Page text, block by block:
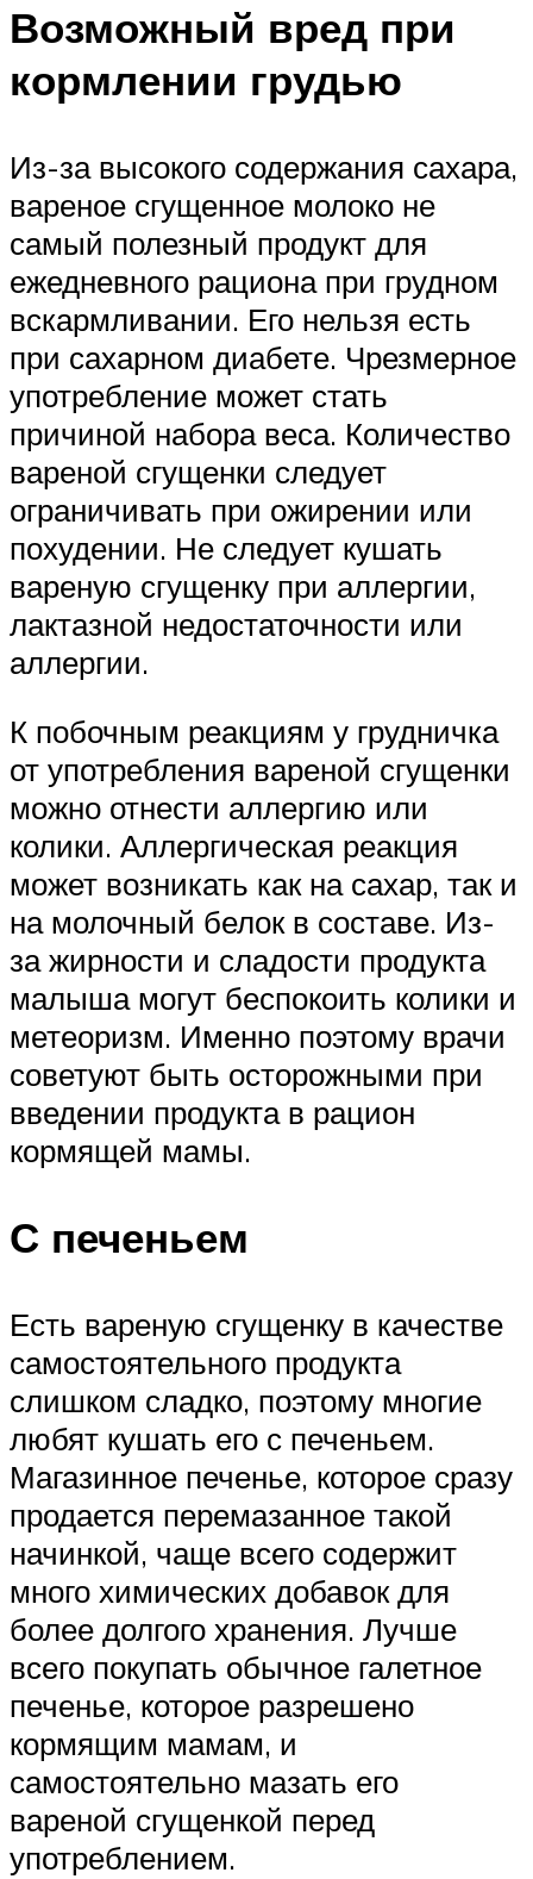
Возможный вред при
кормлении грудью
Из-за высокого содержания сахара,
вареное сгущенное молоко не
самый полезный продукт для
ежедневного рациона при грудном
вскармливании. Его нельзя есть
при сахарном диабете. Чрезмерное
употребление может стать
причиной набора веса. Количество
вареной сгущенки следует
ограничивать при ожирении или
похудении. Не следует кушать
вареную сгущенку при аллергии,
лактазной недостаточности или
аллергии.
К побочным реакциям у грудничка
от употребления вареной сгущенки
можно отнести аллергию или
колики. Аллергическая реакция
может возникать как на сахар, так и
на молочный белок в составе. Из-
за жирности и сладости продукта
малыша могут беспокоить колики и
метеоризм. Именно поэтому врачи
советуют быть осторожными при
введении продукта в рацион
кормящей мамы.
С печеньем
Есть вареную сгущенку в качестве
самостоятельного продукта
слишком сладко, поэтому многие
любят кушать его с печеньем.
Магазинное печенье, которое сразу
продается перемазанное такой
начинкой, чаще всего содержит
много химических добавок для
более долгого хранения. Лучше
всего покупать обычное галетное
печенье, которое разрешено
кормящим мамам, и
самостоятельно мазать его
вареной сгущенкой перед
употреблением.